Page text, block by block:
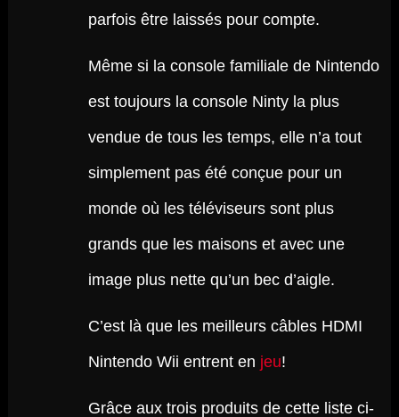
parfois être laissés pour compte.
Même si la console familiale de Nintendo
est toujours la console Ninty la plus
vendue de tous les temps, elle n’a tout
simplement pas été conçue pour un
monde où les téléviseurs sont plus
grands que les maisons et avec une
image plus nette qu’un bec d’aigle.
C’est là que les meilleurs câbles HDMI
Nintendo Wii entrent en jeu!
Grâce aux trois produits de cette liste ci-